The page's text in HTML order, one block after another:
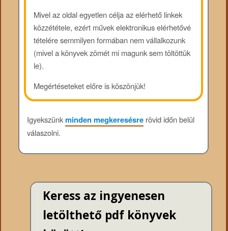
Mivel az oldal egyetlen célja az elérhető linkek
közzététele, ezért művek elektronikus elérhetővé
tételére semmilyen formában nem vállalkozunk
(mivel a könyvek zömét mi magunk sem töltöttük
le).
Megértéseteket előre is köszönjük!
Igyekszünkminden megkeresésrerövid időn belül
válaszolni.
Keress az ingyenesen
letölthető pdf könyvek